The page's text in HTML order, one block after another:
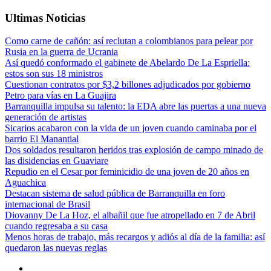
Ultimas Noticias
Como carne de cañón: así reclutan a colombianos para pelear por
Rusia en la guerra de Ucrania
Así quedó conformado el gabinete de Abelardo De La Espriella:
estos son sus 18 ministros
Cuestionan contratos por $3,2 billones adjudicados por gobierno
Petro para vías en La Guajira
Barranquilla impulsa su talento: la EDA abre las puertas a una nueva
generación de artistas
Sicarios acabaron con la vida de un joven cuando caminaba por el
barrio El Manantial
Dos soldados resultaron heridos tras explosión de campo minado de
las disidencias en Guaviare
Repudio en el Cesar por feminicidio de una joven de 20 años en
Aguachica
Destacan sistema de salud pública de Barranquilla en foro
internacional de Brasil
Diovanny De La Hoz, el albañil que fue atropellado en 7 de Abril
cuando regresaba a su casa
Menos horas de trabajo, más recargos y adiós al día de la familia: así
quedaron las nuevas reglas